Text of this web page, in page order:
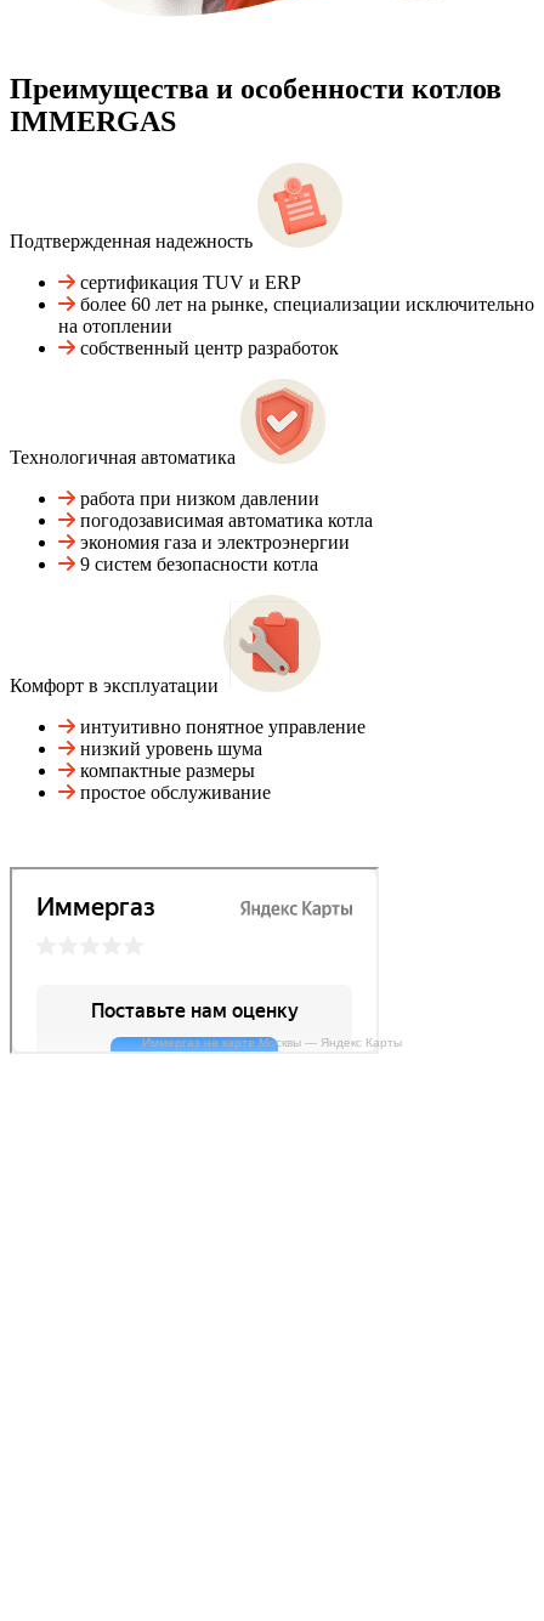
Преимущества и особенности котлов
IMMERGAS
Подтвержденная надежность
сертификация TUV и ERP
более 60 лет на рынке, специализации исключительно
на отоплении
собственный центр разработок
Технологичная автоматика
работа при низком давлении
погодозависимая автоматика котла
экономия газа и электроэнергии
9 систем безопасности котла
Комфорт в эксплуатации
интуитивно понятное управление
низкий уровень шума
компактные размеры
простое обслуживание
Иммергаз на карте Москвы — Яндекс Карты